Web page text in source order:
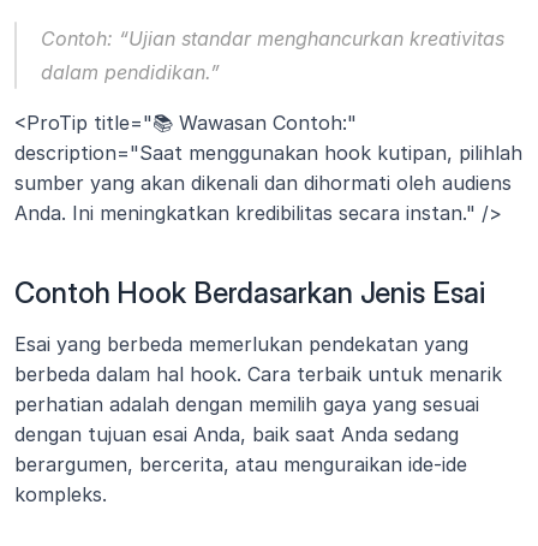
Contoh: “Ujian standar menghancurkan kreativitas
dalam pendidikan.”
<ProTip title="📚 Wawasan Contoh:"
description="Saat menggunakan hook kutipan, pilihlah
sumber yang akan dikenali dan dihormati oleh audiens
Anda. Ini meningkatkan kredibilitas secara instan." />
Contoh Hook Berdasarkan Jenis Esai
Esai yang berbeda memerlukan pendekatan yang
berbeda dalam hal hook. Cara terbaik untuk menarik
perhatian adalah dengan memilih gaya yang sesuai
dengan tujuan esai Anda, baik saat Anda sedang
berargumen, bercerita, atau menguraikan ide-ide
kompleks.